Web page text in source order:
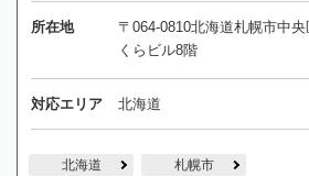
所在地
〒064-0810北海道札幌市中
くらビル8階
対応エリア 北海道
北海道 札幌市